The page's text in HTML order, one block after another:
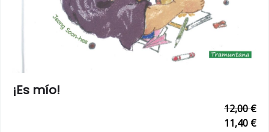
¡Es mío!
12,00 €
11,40 €